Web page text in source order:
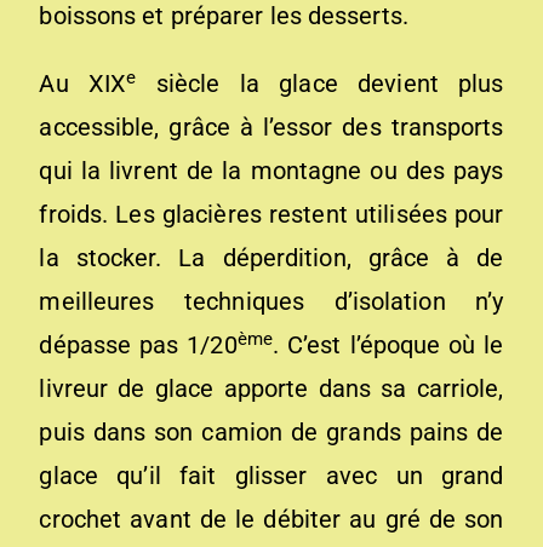
boissons et préparer les desserts.
Au XIXe
siècle la glace devient plus
accessible, grâce à l’essor des transports
qui la livrent de la montagne ou des pays
froids. Les glacières restent utilisées pour
la stocker. La déperdition, grâce à de
meilleures techniques d’isolation n’y
dépasse pas 1/20ème. C’est l’époque où le
livreur de glace apporte dans sa carriole,
puis dans son camion de grands pains de
glace qu’il fait glisser avec un grand
crochet avant de le débiter au gré de son